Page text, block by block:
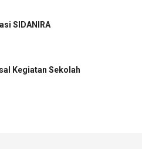
SIDANIRA
Kegiatan Sekolah